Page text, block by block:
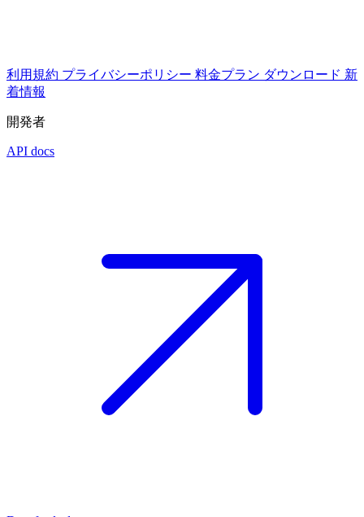
利用規約 プライバシーポリシー 料金プラン ダウンロード 新
着情報
開発者
API docs